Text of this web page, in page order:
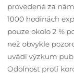
provedené za
1000 hodinách
pouze okolo 2 %
než obvykle
uvádí výzkum
Odolnost proti